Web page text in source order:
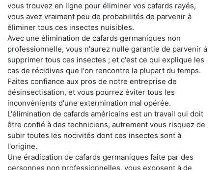
vous trouvez en ligne pour éliminer vos cafards rayés,
vous avez vraiment peu de probabilités de parvenir à
éliminer tous ces insectes nuisibles.
Avec une élimination de cafards germaniques non
professionnelle, vous n'aurez nulle garantie de parvenir à
supprimer tous ces insectes ; et c'est ce qui explique les
cas de récidives que l'on rencontre la plupart du temps.
Faites confiance aux pros de notre entreprise de
désinsectisation, et vous pourrez éviter tous les
inconvénients d'une extermination mal opérée.
L'élimination de cafards américains est un travail qui doit
être confié à des techniciens, autrement vous risquez de
subir toutes les nocivités dont ces insectes sont à
l'origine.
Une éradication de cafards germaniques faite par des
personnes non professionnelles, vous exposent à de